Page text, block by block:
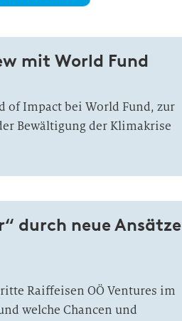
mit World Fund
of Impact bei World Fund, zur
Bewältigung der Klimakrise
durch neue Ansätze
Raiffeisen OÖ Ventures im
welche Chancen und